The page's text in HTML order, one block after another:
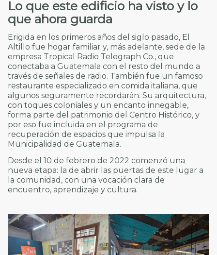
Lo que este edificio ha visto y lo
que ahora guarda
Erigida en los primeros años del siglo pasado, El
Altillo fue hogar familiar y, más adelante, sede de la
empresa Tropical Radio Telegraph Co., que
conectaba a Guatemala con el resto del mundo a
través de señales de radio. También fue un famoso
restaurante especializado en comida italiana, que
algunos seguramente recordarán. Su arquitectura,
con toques coloniales y un encanto innegable,
forma parte del patrimonio del Centro Histórico, y
por eso fue incluida en el programa de
recuperación de espacios que impulsa la
Municipalidad de Guatemala.
Desde el 10 de febrero de 2022 comenzó una
nueva etapa: la de abrir las puertas de este lugar a
la comunidad, con una vocación clara de
encuentro, aprendizaje y cultura.